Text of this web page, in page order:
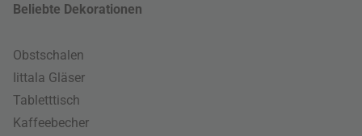
Beliebte Dekorationen
Obstschalen
Iittala Gläser
Tabletttisch
Kaffeebecher